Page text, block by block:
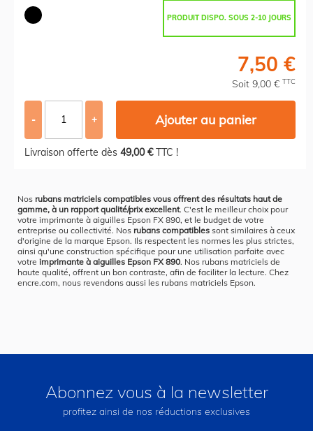
PRODUIT DISPO. SOUS 2-10 JOURS
7,50 €
Soit 9,00 € TTC
- + Ajouter au panier
Livraison offerte dès 49,00 €TTC !
Nos rubans matriciels compatibles vous offrent des résultats haut de
gamme, à un rapport qualité/prix excellent. C'est le meilleur choix pour
votre imprimante à aiguilles Epson FX 890, et le budget de votre
entreprise ou collectivité. Nos rubans compatibles sont similaires à ceux
d'origine de la marque Epson. Ils respectent les normes les plus strictes,
ainsi qu'une construction spécifique pour une utilisation parfaite avec
votre imprimante à aiguilles Epson FX 890. Nos rubans matriciels de
haute qualité, offrent un bon contraste, afin de faciliter la lecture. Chez
encre.com, nous revendons aussi les rubans matriciels Epson.
Abonnez vous à la newsletter
profitez ainsi de nos réductions exclusives